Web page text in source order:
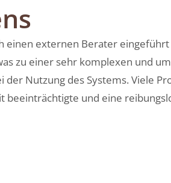
einen externen Berater
zu einer sehr komplexen und
Nutzung des Systems. Viele
und eine